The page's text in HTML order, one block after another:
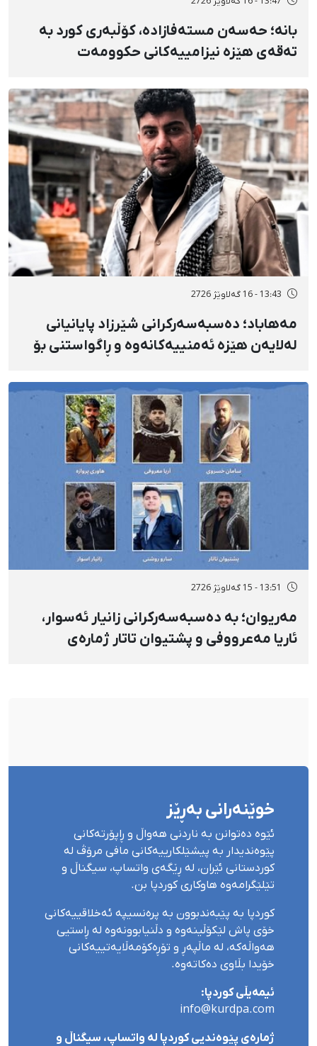
بانه؛ حەسەن مستەفازادە، کۆڵبەری کورد بە
تەقەی هێزە نیزامییەکانی حکوومەت
13:43 - 16 گەلاوێژ 2726
مەهاباد؛ دەسبەسەرکرانی شێرزاد پایانیانی
لەلایەن هێزە ئەمنییەکانەوە و ڕاگواستنی بۆ
13:51 - 15 گەلاوێژ 2726
مەریوان؛ بە دەسبەسەرکرانی زانیار ئەسوار،
ئاریا مەعرووفی و پشتیوان تاتار ژمارەی
خوێنەرانی بەڕێز
ئێوە دەتوانن بە ناردنی هەواڵ و ڕاپۆرتەکانی
پێوەندیدار بە پیشێلکارییەکانی مافی مرۆڤ لە
کوردستانی ئێران، لە ڕێگەی واتساپ، سیگناڵ و
تێلێگرامەوە هاوکاری کوردپا بن.
کوردپا بە پێبەندبوون بە پرەنسیپە ئەخلاقییەکانی
خۆی پاش لێکۆڵینەوە و دڵنیابوونەوە لە ڕاستیی
هەواڵەکە، لە ماڵپەڕ و تۆڕەکۆمەڵایەتییەکانی
خۆیدا بڵاوی دەکاتەوە.
ئیمەیڵی کوردپا:
info@kurdpa.com
ژمارەی پێوەندیی کوردپا لە واتساپ، سیگناڵ و